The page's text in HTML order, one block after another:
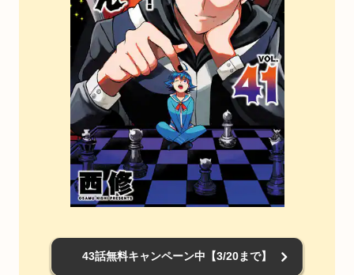
43話無料キャンペーン中【3/20まで】